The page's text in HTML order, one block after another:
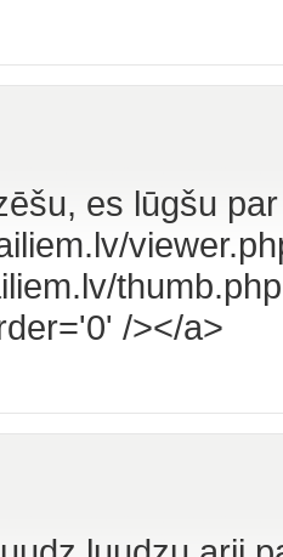
es lūgšu
/></a>